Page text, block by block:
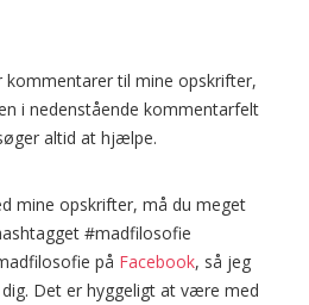
kommentarer til mine opskrifter,
i nedenstående kommentarfelt
altid at hjælpe.
mine opskrifter, må du meget
#madfilosofie
på Facebook, så jeg
Det er hyggeligt at være med